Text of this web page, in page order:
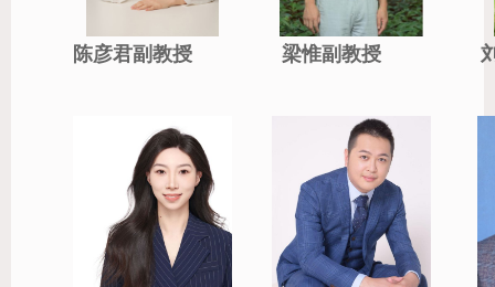
陈彦君副教授 梁惟副教授